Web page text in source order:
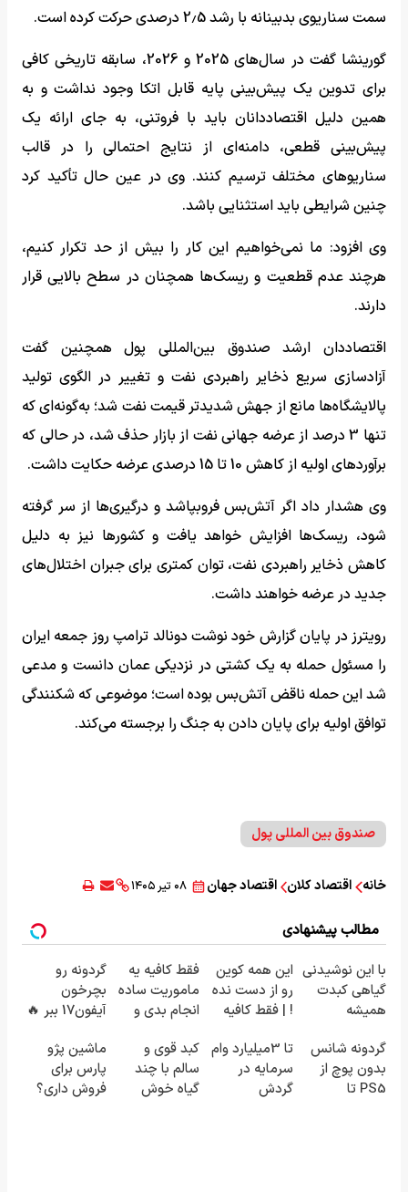
سمت سناریوی بدبینانه با رشد 2٫5 درصدی حرکت کرده است.
گورینشا گفت در سال‌های 2025 و 2026، سابقه تاریخی کافی
برای تدوین یک پیش‌بینی پایه قابل اتکا وجود نداشت و به
همین دلیل اقتصاددانان باید با فروتنی، به جای ارائه یک
پیش‌بینی قطعی، دامنه‌ای از نتایج احتمالی را در قالب
سناریوهای مختلف ترسیم کنند. وی در عین حال تأکید کرد
چنین شرایطی باید استثنایی باشد.
وی افزود: ما نمی‌خواهیم این کار را بیش از حد تکرار کنیم،
هرچند عدم قطعیت و ریسک‌ها همچنان در سطح بالایی قرار
دارند.
اقتصاددان ارشد صندوق بین‌المللی پول همچنین گفت
آزادسازی سریع ذخایر راهبردی نفت و تغییر در الگوی تولید
پالایشگاه‌ها مانع از جهش شدیدتر قیمت نفت شد؛ به‌گونه‌ای که
تنها 3 درصد از عرضه جهانی نفت از بازار حذف شد، در حالی که
برآوردهای اولیه از کاهش 10 تا 15 درصدی عرضه حکایت داشت.
وی هشدار داد اگر آتش‌بس فروبپاشد و درگیری‌ها از سر گرفته
شود، ریسک‌ها افزایش خواهد یافت و کشورها نیز به دلیل
کاهش ذخایر راهبردی نفت، توان کمتری برای جبران اختلال‌های
جدید در عرضه خواهند داشت.
رویترز در پایان گزارش خود نوشت دونالد ترامپ روز جمعه ایران
را مسئول حمله به یک کشتی در نزدیکی عمان دانست و مدعی
شد این حمله ناقض آتش‌بس بوده است؛ موضوعی که شکنندگی
توافق اولیه برای پایان دادن به جنگ را برجسته می‌کند.
صندوق بین المللی پول
خانه اقتصاد کلان اقتصاد جهان ۰۸ تیر ۱۴۰۵
مطالب پیشنهادی
با این نوشیدنی
گیاهی کبدت
همیشه
این همه کوین
رو از دست نده
! | فقط کافیه
ساده انجام
بدی 🔥
فقط کافیه یه
ماموریت ساده
انجام بدی و
ببری ! 🔥
گردونه رو
بچرخون
آیفون17 ببر 🔥
گردونه شانس
بدون پوچ از
PS5 تا
تا 3میلیارد وام
سرمایه در
گردش
کبد قوی و
سالم با چند
گیاه خوش
ماشین پژو
پارس برای
فروش داری؟